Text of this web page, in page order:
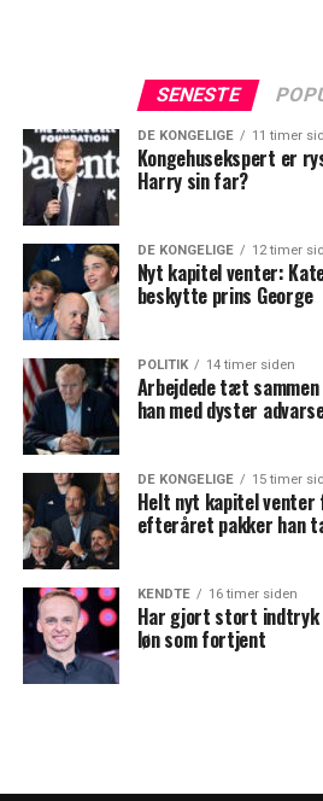
SENESTE
DE KONGELIGE 11 timer
Kongehusekspert er
Harry sin far?
DE KONGELIGE 12 timer
Nyt kapitel venter:
beskytte prins George
POLITIK 14 timer siden
Arbejdede tæt sammen
han med dyster
DE KONGELIGE 15 timer
Helt nyt kapitel venter
efteråret pakker han
KENDTE 16 timer siden
Har gjort stort indtryk
løn som fortjent